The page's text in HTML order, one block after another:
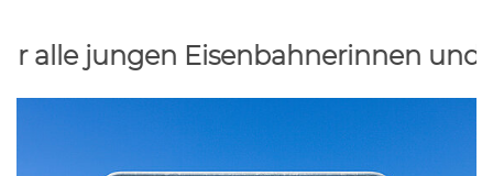
Eisenbahnerinnen und